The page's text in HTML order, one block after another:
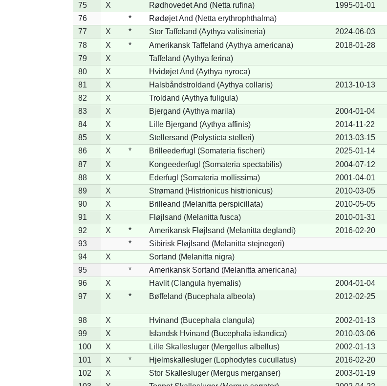
75
X Rødhovedet And (Netta rufina) 1995-01-01
76
*
Rødøjet And (Netta erythrophthalma)
77
X * Stor Taffeland (Aythya valisineria) 2024-06-03
78
X * Amerikansk Taffeland (Aythya americana) 2018-01-28
79
X Taffeland (Aythya ferina)
80
X Hvidøjet And (Aythya nyroca)
81
X Halsbåndstroldand (Aythya collaris) 2013-10-13
82
X Troldand (Aythya fuligula)
83
X Bjergand (Aythya marila) 2004-01-04
84
X Lille Bjergand (Aythya affinis) 2014-11-22
85
X Stellersand (Polysticta stelleri) 2013-03-15
86
X * Brilleederfugl (Somateria fischeri) 2025-01-14
87
X Kongeederfugl (Somateria spectabilis) 2004-07-12
88
X Ederfugl (Somateria mollissima) 2001-04-01
89
X Strømand (Histrionicus histrionicus) 2010-03-05
90
X Brilleand (Melanitta perspicillata) 2010-05-05
91
X Fløjlsand (Melanitta fusca) 2010-01-31
92
X * Amerikansk Fløjlsand (Melanitta deglandi) 2016-02-20
93
*
Sibirisk Fløjlsand (Melanitta stejnegeri)
94
X Sortand (Melanitta nigra)
95
*
Amerikansk Sortand (Melanitta americana)
96
X Havlit (Clangula hyemalis) 2004-01-04
97
X * Bøffeland (Bucephala albeola) 2012-02-25
98 X Hvinand (Bucephala clangula) 2002-01-13
99
X Islandsk Hvinand (Bucephala islandica) 2010-03-06
100
X Lille Skallesluger (Mergellus albellus) 2002-01-13
101
X * Hjelmskallesluger (Lophodytes cucullatus) 2016-02-20
102
X Stor Skallesluger (Mergus merganser) 2003-01-19